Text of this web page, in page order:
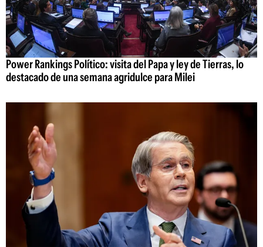
Power Rankings Político: visita del Papa y ley de Tierras, lo
destacado de una semana agridulce para Milei